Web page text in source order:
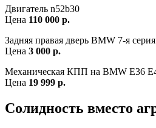
Двигатель n52b30
Цена 110 000 р.
Задняя правая дверь BMW 7-я
Цена 3 000 р.
Механическая КПП на BMW E36
Цена 19 999 р.
Солидность вместо